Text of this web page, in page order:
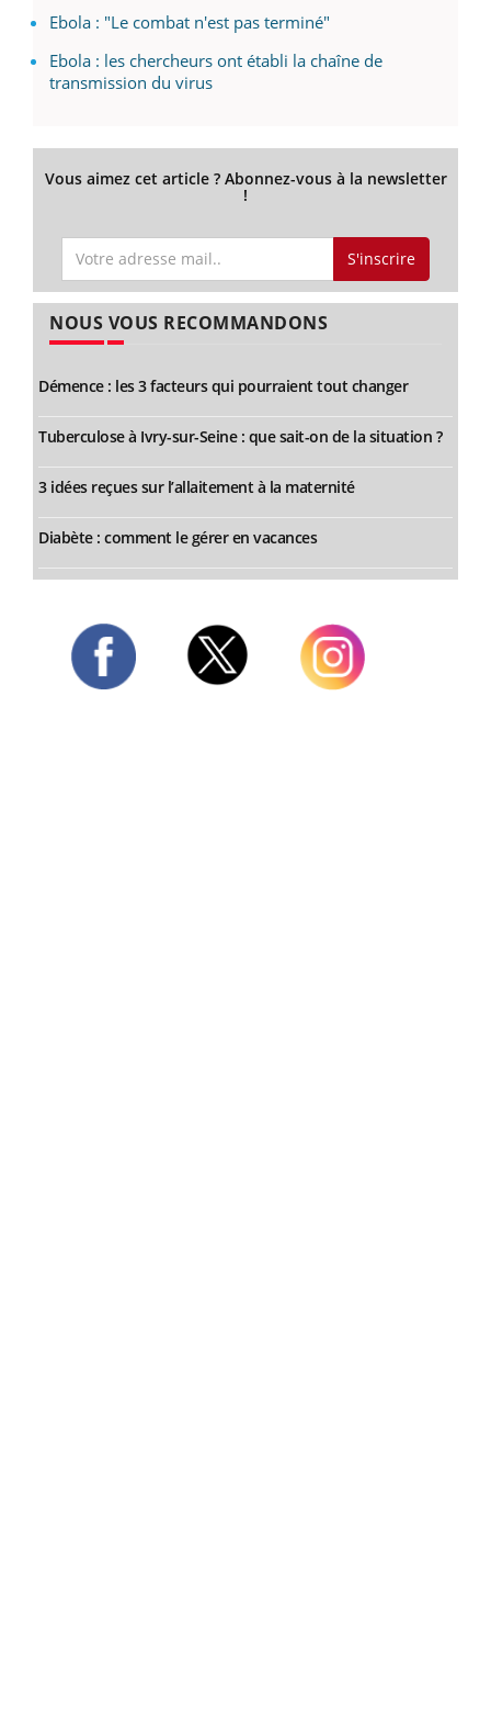
Ebola : "Le combat n'est pas terminé"
Ebola : les chercheurs ont établi la chaîne de
transmission du virus
Vous aimez cet article ? Abonnez-vous à la newsletter
!
S'inscrire
NOUS VOUS RECOMMANDONS
Démence : les 3 facteurs qui pourraient tout changer
Tuberculose à Ivry-sur-Seine : que sait-on de la situation ?
3 idées reçues sur l’allaitement à la maternité
Diabète : comment le gérer en vacances